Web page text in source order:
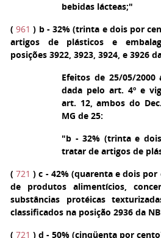
bebidas lácteas;"
( 961 ) b- 32% (trinta e dois por
artigos de plásticos e
posições 3922, 3923, 3924, e 3926
Efeitos de 25/05/2000
dada pelo art. 4º e
art. 12, ambos do
MG de 25:
"b - 32% (trinta e
tratar de artigos de
( 721 ) c - 42% (quarenta e dois
de produtos alimentícios,
substâncias protéicas
classificados na posição 2936 da
( 721 ) d - 50% (cinqüenta por